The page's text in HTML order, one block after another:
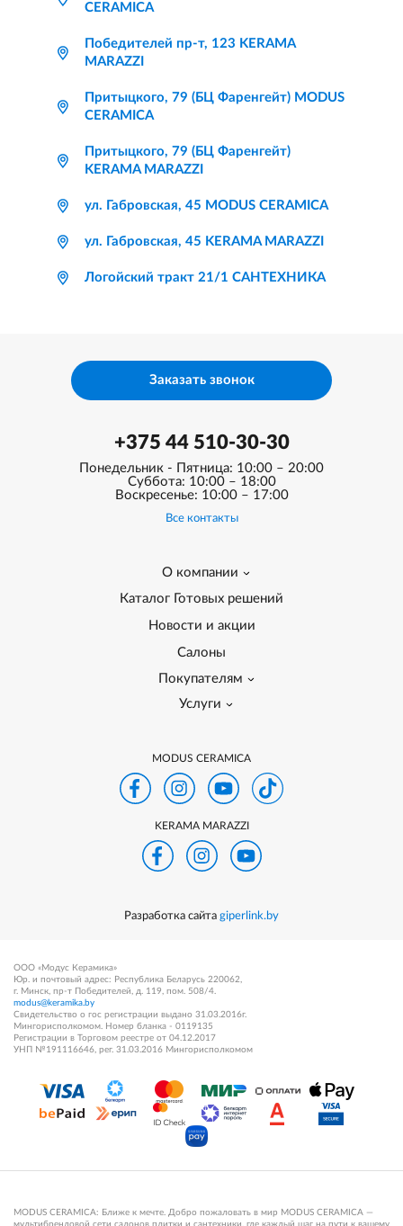
CERAMICA
Победителей пр-т, 123 KERAMA
MARAZZI
Притыцкого, 79 (БЦ Фаренгейт) MODUS
CERAMICA
Притыцкого, 79 (БЦ Фаренгейт)
KERAMA MARAZZI
ул. Габровская, 45 MODUS CERAMICA
ул. Габровская, 45 KERAMA MARAZZI
Логойский тракт 21/1 САНТЕХНИКА
+375 44 510-30-30
Понедельник - Пятница: 10:00 – 20:00
Суббота: 10:00 – 18:00
Воскресенье: 10:00 – 17:00
Все контакты
О компании
Каталог Готовых решений
Новости и акции
Салоны
Покупателям
Услуги
Заказать звонок
MODUS CERAMICA
KERAMA MARAZZI
Разработка сайта giperlink.by
ООО «Модус Керамика»
Юр. и почтовый адрес: Республика Беларусь 220062,
г. Минск, пр-т Победителей, д. 119, пом. 508/4.
modus@keramika.by
Свидетельство о гос регистрации выдано 31.03.2016г.
Мингорисполкомом. Номер бланка - 0119135
Регистрации в Торговом реестре от 04.12.2017
УНП №191116646, рег. 31.03.2016 Мингорисполкомом
MODUS CERAMICA: Ближе к мечте. Добро пожаловать в мир MODUS CERAMICA —